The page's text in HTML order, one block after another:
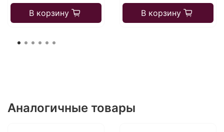
В корзину В корзину
Аналогичные товары